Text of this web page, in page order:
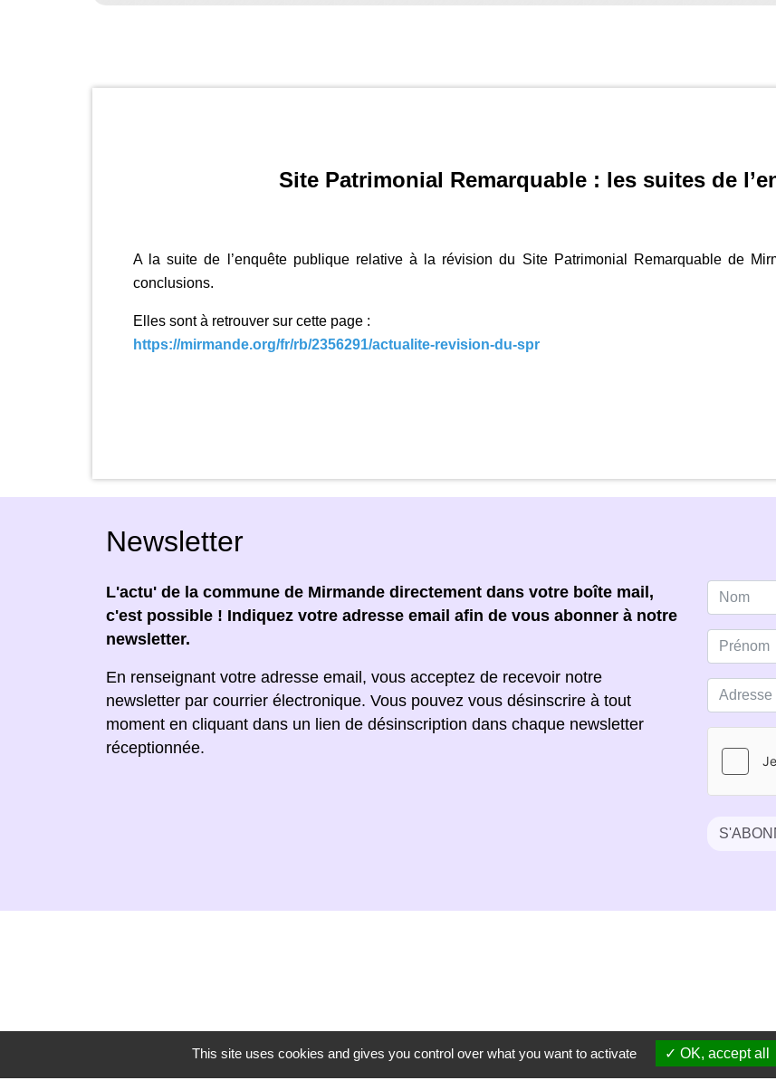
Site Patrimonial Remarquable : les suites de
A la suite de l’enquête publique relative à la révision du Site Patrimonial Remarquable de
conclusions.
Elles sont à retrouver sur cette page :
https://mirmande.org/fr/rb/2356291/actualite-revision-du-spr
Newsletter
L'actu' de la commune de Mirmande directement dans votre boîte mail,
c'est possible ! Indiquez votre adresse email afin de vous abonner à notre
newsletter.
En renseignant votre adresse email, vous acceptez de recevoir notre
newsletter par courrier électronique. Vous pouvez vous désinscrire à tout
moment en cliquant dans un lien de désinscription dans chaque newsletter
réceptionnée.
Secrétariat de mairie
This site uses cookies and gives you control over what you want to activate OK, accept all